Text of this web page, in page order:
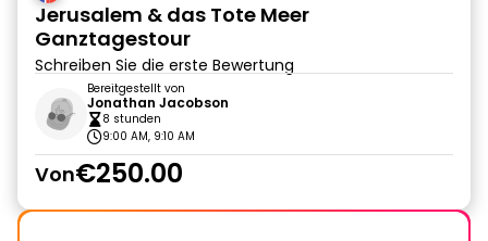
Jerusalem & das Tote Meer
Ganztagestour
Schreiben Sie die erste Bewertung
Bereitgestellt von
Jonathan Jacobson
8 stunden
9:00 AM, 9:10 AM
Von€250.00